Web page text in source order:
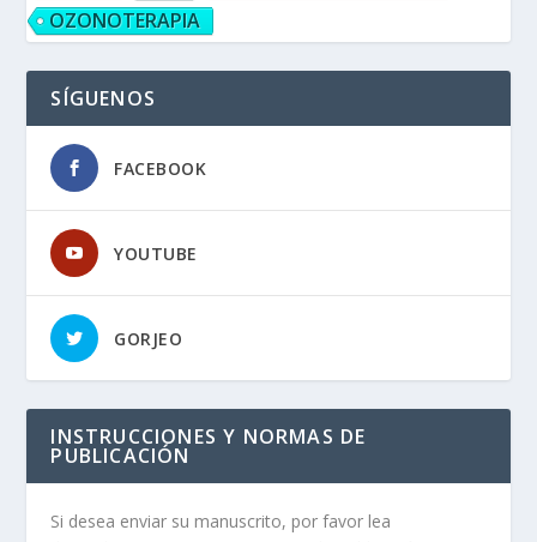
OZONOTERAPIA
SÍGUENOS
FACEBOOK
YOUTUBE
GORJEO
INSTRUCCIONES Y NORMAS DE
PUBLICACIÓN
Si desea enviar su manuscrito, por favor lea